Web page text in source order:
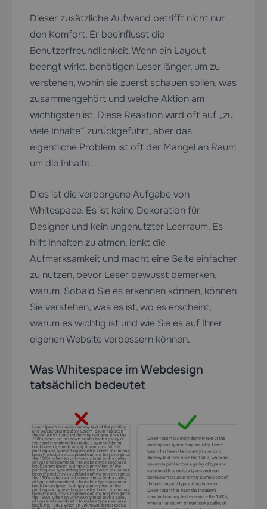
Dieser zusätzliche Aufwand betrifft nicht nur
den Komfort. Er beeinflusst die
Benutzerfreundlichkeit. Wenn ein Layout
beengt wirkt, benötigen Leser länger, um zu
verstehen, wohin sie zuerst schauen sollen, was
zusammengehört und welche Aktion am
wichtigsten ist. Diese Reaktion wird oft auf „zu
viele Inhalte“ zurückgeführt, aber das
eigentliche Problem ist oft der Mangel an Raum
um die Inhalte.
Dies ist die verborgene Aufgabe von
Whitespace. Es ist keine Dekoration für
Designer und kein ungenutzter Leerraum. Es
hilft Inhalten zu atmen, lenkt die
Aufmerksamkeit und macht eine Seite einfacher
zu nutzen, bevor Leser bewusst bemerken,
warum. Sobald Sie es erkennen können, können
Sie verstehen, was es ist, wo es erscheint,
warum es wichtig ist und wie Sie es auf Ihrer
eigenen Website verbessern können.
Was Whitespace im Webdesign
tatsächlich bedeutet